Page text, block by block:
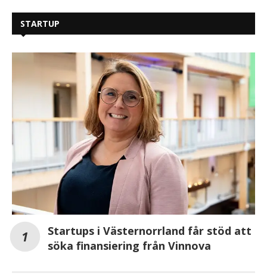
STARTUP
Startups i Västernorrland får stöd att
söka finansiering från Vinnova